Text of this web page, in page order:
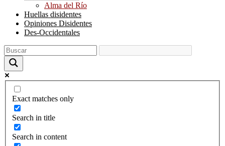
Alma del Río
Huellas disidentes
Opiniones Disidentes
Des-Occidentales
Exact matches only
Search in title
Search in content